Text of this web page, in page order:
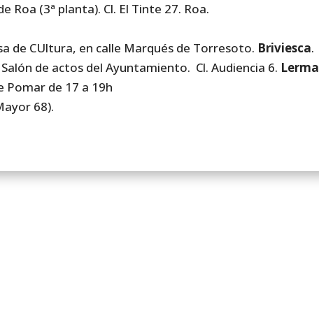
Roa (3ª planta). Cl. El Tinte 27. Roa.
de CUltura, en calle Marqués de Torresoto. Briviesca.
de actos del Ayuntamiento. Cl. Audiencia 6. Lerma
Pomar de 17 a 19h
68).